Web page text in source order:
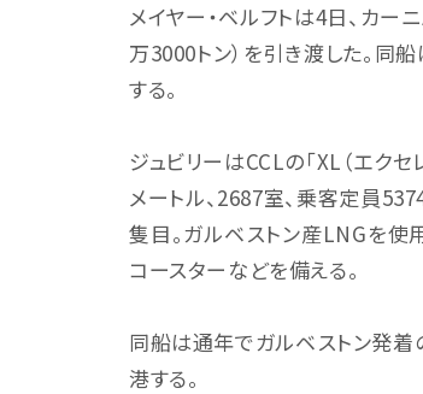
メイヤー・ベルフトは4日、カー
万3000トン）を引き渡した。同
する。
ジュビリーはCCLの「XL（エク
メートル、2687室、乗客定員
隻目。ガルベストン産LNGを使
コースターなどを備える。
同船は通年でガルベストン発着
港する。